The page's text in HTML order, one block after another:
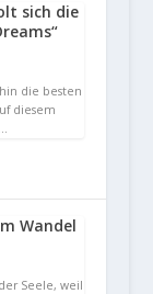
sich die
die besten
diesem
Wandel
Seele, weil